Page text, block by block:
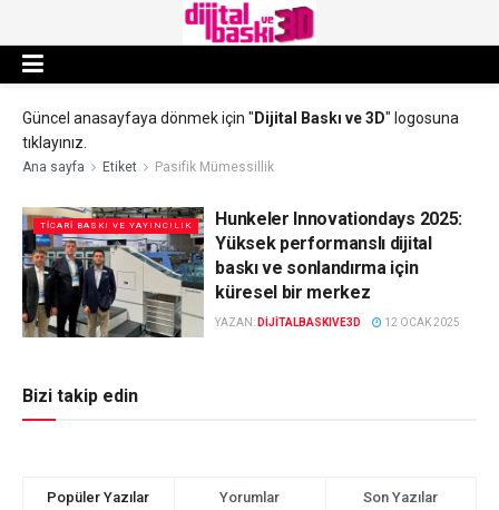
Güncel anasayfaya dönmek için " Dijital Baskı ve 3D" logosuna
tıklayınız.
Ana sayfa Etiket Pasifik Mümessillik
TICARI BASKI VE YAYINCILIK
Hunkeler Innovationdays 2025:
Yüksek performanslı dijital
baskı ve sonlandırma için
küresel bir merkez
YAZAN: DIJITALBASKIVE3D 12 OCAK 2025
Bizi takip edin
Popüler Yazılar Yorumlar Son Yazılar